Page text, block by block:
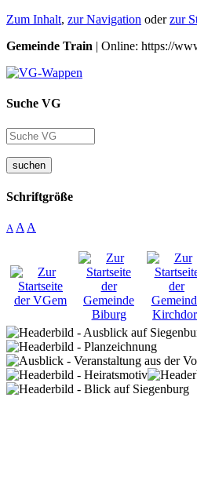
Zum Inhalt, zur Navigation oderzur
Gemeinde Train | Online: https://
Suche VG
suchen
Schriftgröße
A A A